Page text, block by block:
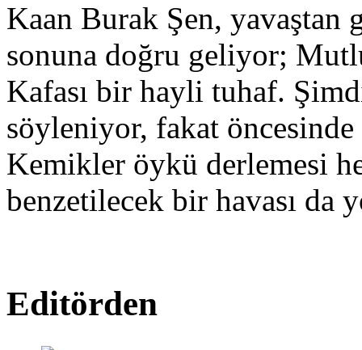
Kaan Burak Şen, yavaştan
sonuna doğru geliyor;
Kafası bir hayli tuhaf.
söyleniyor, fakat
Kemikler öykü derlemesi
benzetilecek bir havası da
Editörden